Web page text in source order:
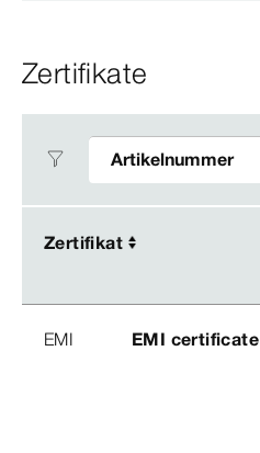
Zertifikate
Zertifikat
Zertifikat
EMI EMI certificate